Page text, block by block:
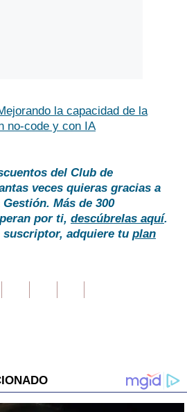
la capacidad de la
no-code y con IA
del Club de
veces quieras gracias a
Más de 300
por ti, descúbrelas aquí.
suscriptor, adquiere tu plan